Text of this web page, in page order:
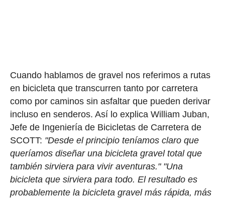
Cuando hablamos de gravel nos referimos a rutas
en bicicleta que transcurren tanto por carretera
como por caminos sin asfaltar que pueden derivar
incluso en senderos. Así lo explica William Juban,
Jefe de Ingeniería de Bicicletas de Carretera de
SCOTT: "Desde el principio teníamos claro que
queríamos diseñar una bicicleta gravel total que
también sirviera para vivir aventuras." "Una
bicicleta que sirviera para todo. El resultado es
probablemente la bicicleta gravel más rápida, más